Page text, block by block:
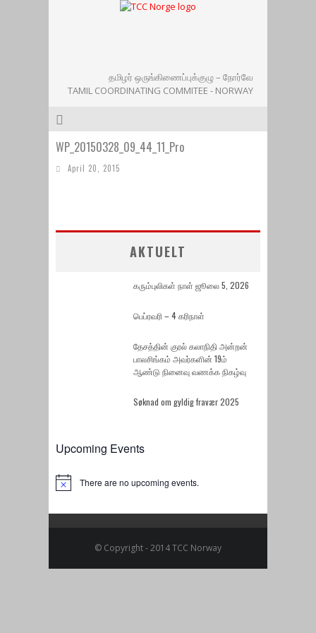
தமிழர் ஒருங்கிணைப்புக்குழு – நோர்வே
TAMIL COORDINATING COMMITEE - NORWAY
WP_20150328_09_44_11_Pro
April 20, 2015
AKTUELT
கரும்புலிகள் நாள் ஜூலை 5, 2026
பெப்ரவரி – 4 கரிநாள்
தேசத்தின் குரல் கலாநிதி அன்றன்
பாலசிங்கம் அவர்களின் 19ம்
ஆண்டு நினைவு வணக்க நிகழ்வு
Søknad om gyldig fravær 2025
Upcoming Events
Notice There are no upcoming events.
© Copyright - 2014 TCC Norway